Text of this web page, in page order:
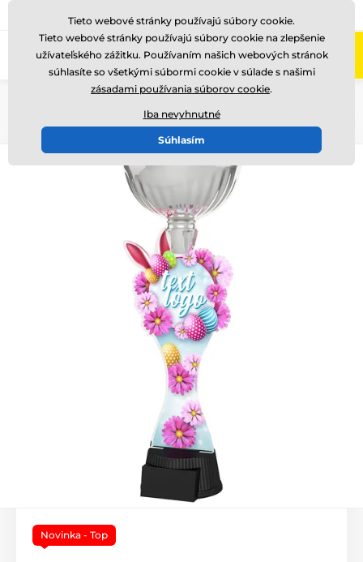
Zavolajte nám (Po-Pi 8-17) +421220255160
Novinka - Top
Tieto webové stránky používajú súbory cookie.
Tieto webové stránky používajú súbory cookie na zlepšenie
užívateľského zážitku. Používaním našich webových stránok
súhlasíte so všetkými súbormi cookie v súlade s našimi
zásadami používania súborov cookie.
Iba nevyhnutné
Súhlasím